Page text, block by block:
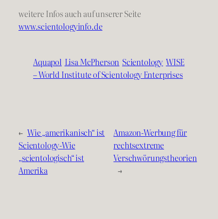
weitere Infos auch auf unserer Seite
www.scientologyinfo.de
Aquapol Lisa McPherson Scientology WISE
– World Institute of Scientology Enterprises
← Wie „amerikanisch“ ist
Scientology-Wie
„scientologisch“ ist
Amerika
Amazon-Werbung für
rechtsextreme
Verschwörungstheorien
→